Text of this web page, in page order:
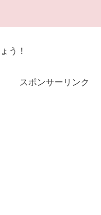
う！
スポンサーリンク